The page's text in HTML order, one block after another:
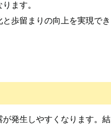
ます。
歩留まりの向上を実現でき
発生しやすくなります。結